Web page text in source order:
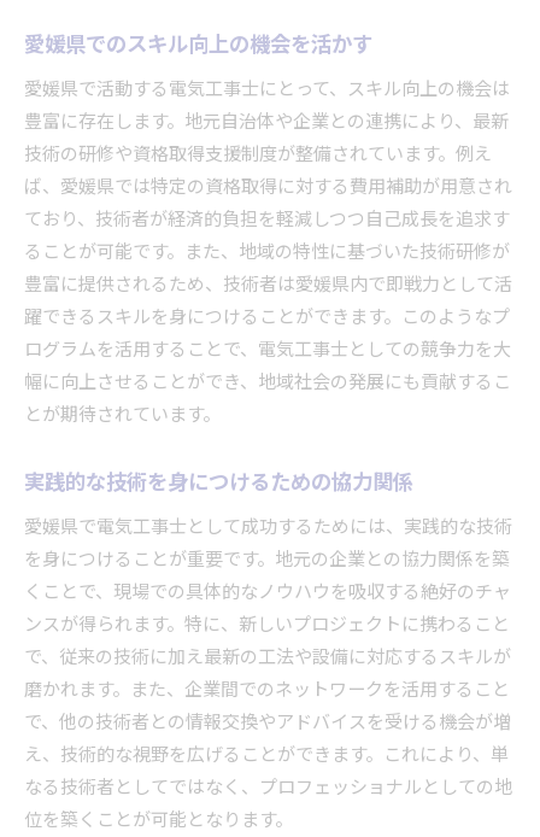
愛媛県でのスキル向上の機会を活かす
愛媛県で活動する電気工事士にとって、スキル向上の機会は
豊富に存在します。地元自治体や企業との連携により、最新
技術の研修や資格取得支援制度が整備されています。例え
ば、愛媛県では特定の資格取得に対する費用補助が用意され
ており、技術者が経済的負担を軽減しつつ自己成長を追求す
ることが可能です。また、地域の特性に基づいた技術研修が
豊富に提供されるため、技術者は愛媛県内で即戦力として活
躍できるスキルを身につけることができます。このようなプ
ログラムを活用することで、電気工事士としての競争力を大
幅に向上させることができ、地域社会の発展にも貢献するこ
とが期待されています。
実践的な技術を身につけるための協力関係
愛媛県で電気工事士として成功するためには、実践的な技術
を身につけることが重要です。地元の企業との協力関係を築
くことで、現場での具体的なノウハウを吸収する絶好のチャ
ンスが得られます。特に、新しいプロジェクトに携わること
で、従来の技術に加え最新の工法や設備に対応するスキルが
磨かれます。また、企業間でのネットワークを活用すること
で、他の技術者との情報交換やアドバイスを受ける機会が増
え、技術的な視野を広げることができます。これにより、単
なる技術者としてではなく、プロフェッショナルとしての地
位を築くことが可能となります。